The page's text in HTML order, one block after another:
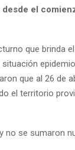
el
que brinda
que al 26 de
el territorio
no se sumaron